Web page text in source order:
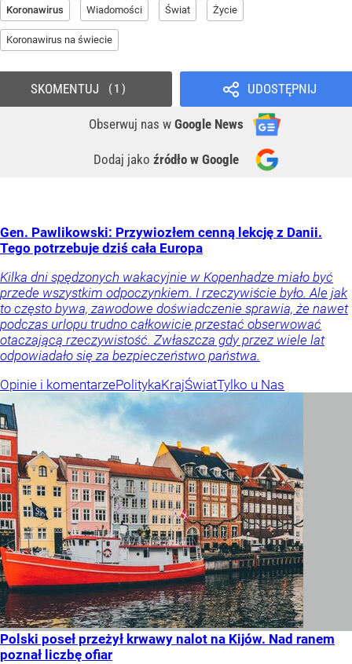
Koronawirus Wiadomości Świat Życie
Koronawirus na świecie
UDOSTĘPNIJ
Obserwuj nas w Google News
Dodaj jako źródło w Google
SKOMENTUJ 1
Gen. Pawlikowski: Przywiozłem cenną lekcję z Danii.
Tego potrzebuje dziś cała Europa
Kilka dni spędzonych wakacyjnie w Kopenhadze miało być
przede wszystkim odpoczynkiem. I rzeczywiście było. Ale jak
to często bywa, zawodowe doświadczenie sprawia, że nawet
podczas urlopu trudno całkowicie przestać obserwować
otaczającą rzeczywistość. Zwłaszcza gdy przez wiele lat
odpowiadało się za bezpieczeństwo państwa.
Opinie i komentarzePolitykaKrajŚwiatTylko u Nas
Polski poseł przeżył krwawy nalot na Kijów. Nad ranem
poznał liczbę ofiar